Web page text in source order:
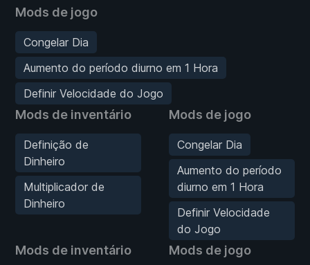
Mods de jogo
Congelar Dia
Aumento do período diurno em 1 Hora
Definir Velocidade do Jogo
Mods de inventário
Definição de
Dinheiro
Multiplicador de
Dinheiro
Mods de jogo
Congelar Dia
Aumento do período
diurno em 1 Hora
Definir Velocidade
do Jogo
Mods de inventário Mods de jogo